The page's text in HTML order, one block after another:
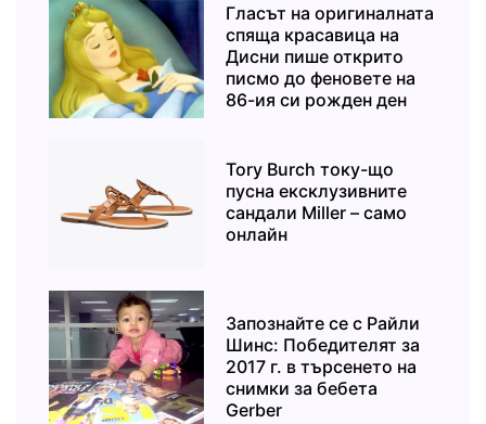
Гласът на оригиналната
спяща красавица на
Дисни пише открито
писмо до феновете на
86-ия си рожден ден
Tory Burch току-що
пусна ексклузивните
сандали Miller – само
онлайн
Запознайте се с Райли
Шинс: Победителят за
2017 г. в търсенето на
снимки за бебета
Gerber